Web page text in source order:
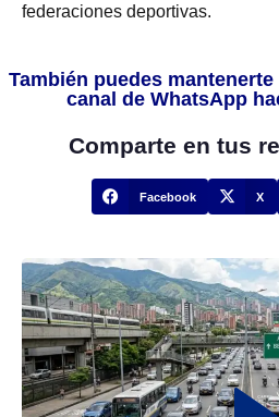
federaciones deportivas.
También puedes
canal de WhatsApp
Comparte en tus
Facebook X